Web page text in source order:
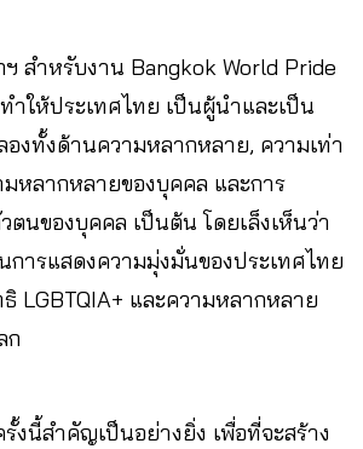
สำหรับงาน Bangkok World Pride
ำให้ประเทศไทย เป็นผู้นำและเป็น
องทั้งด้านความหลากหลาย, ความเท่า
มหลากหลายของบุคคล และการ
ตนของบุคคล เป็นต้น โดยเล็งเห็นว่า
การแสดงความมุ่งมั่นของประเทศไทย
LGBTQIA+ และความหลากหลาย
ก
งนี้สำคัญเป็นอย่างยิ่ง เพื่อที่จะสร้าง